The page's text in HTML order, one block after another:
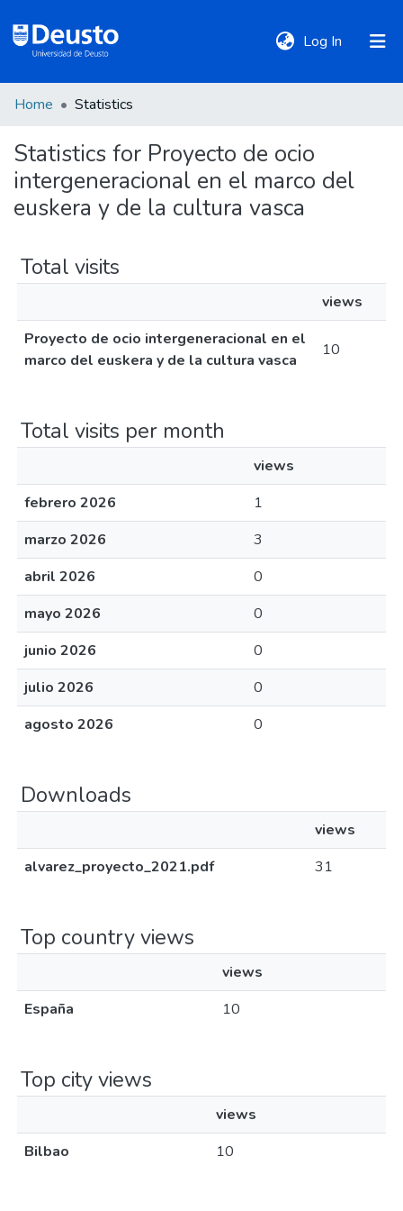
Log In (current)
Communities
&
All of DSpace
Policies
Home Statistics
Statistics for Proyecto de ocio
intergeneracional en el marco del
euskera y de la cultura vasca
Total visits
views
Proyecto de ocio intergeneracional en el
marco del euskera y de la cultura vasca
10
Total visits per month
views
febrero 2026
1
marzo 2026
3
abril 2026
0
mayo 2026
0
junio 2026
0
julio 2026
0
agosto 2026
0
Downloads
views
alvarez_proyecto_2021.pdf
31
Top country views
views
España
10
Top city views
views
Bilbao
10